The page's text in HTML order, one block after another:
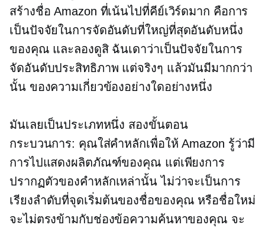
สร้างชื่อ Amazon ที่เน้นไปที่คีย์เวิร์ดมาก คือการ
เป็นปัจจัยในการจัดอันดับที่ใหญ่ที่สุดอันดับหนึ่ง
ของคุณ และลองดูสิ ฉันเดาว่าเป็นปัจจัยในการ
จัดอันดับประสิทธิภาพ แต่จริงๆ แล้วมันมีมากกว่า
นั้น ของความเกี่ยวข้องอย่างใดอย่างหนึ่ง
มันเลยเป็นประเภทหนึ่ง สองขั้นตอน
กระบวนการ: คุณใส่คำหลักเพื่อให้ Amazon รู้ว่ามี
การไปแสดงผลิตภัณฑ์ของคุณ แต่เพียงการ
ปรากฏตัวของคำหลักเหล่านั้น ไม่ว่าจะเป็นการ
เรียงลำดับที่จุดเริ่มต้นของชื่อของคุณ หรือชื่อใหม่
จะไม่ตรงข้ามกับช่องข้อความค้นหาของคุณ จะ